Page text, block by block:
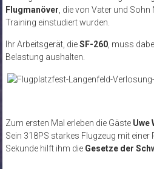
Flugmanöver , die von Vater und
Training einstudiert wurden.
Ihr Arbeitsgerät, dieSF-260, muss
Belastung aushalten.
Zum ersten Mal erleben die Gäste Uwe
Sein 318PS starkes Flugzeug mit einer
Sekunde hilft ihm die Gesetze der